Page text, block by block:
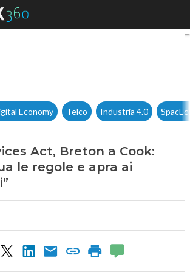
Digital Services Act, Breton a
Economy Telco Industria 4.0
Act, Breton a Cook:
le regole e apra ai